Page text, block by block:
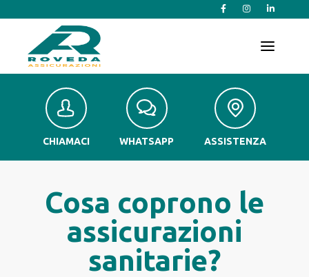
T
v
g
i
o
CHIAMACI WHATSAPP ASSISTENZA
Cosa coprono le
assicurazioni
sanitarie?